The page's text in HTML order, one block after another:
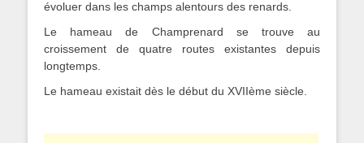
évoluer dans les champs alentours des renards.
Le hameau de Champrenard se trouve au
croissement de quatre routes existantes depuis
longtemps.
Le hameau existait dès le début du XVIIème siècle.